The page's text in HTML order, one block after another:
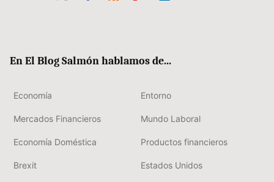
En El Blog Salmón hablamos de...
Economía Entorno
Mercados Financieros Mundo Laboral
Economía Doméstica Productos financieros
Brexit Estados Unidos